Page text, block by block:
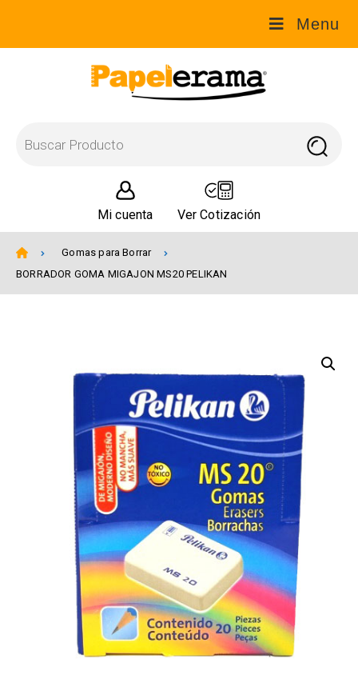
Mi cuenta Ver Cotización
Menu
Gomas para Borrar
BORRADOR GOMA MIGAJON MS20 PELIKAN